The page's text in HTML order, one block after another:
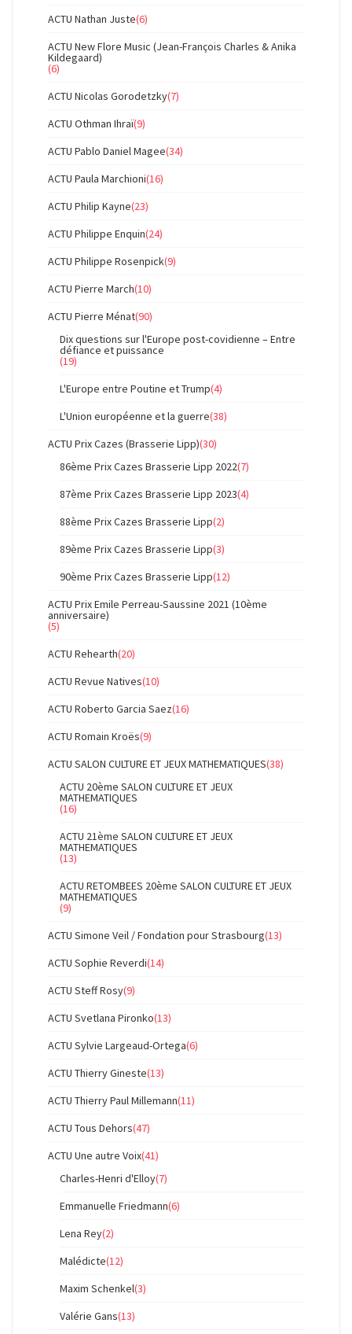
ACTU Nathan Juste(6)
ACTU New Flore Music (Jean-François Charles & Anika
Kildegaard)
(6)
ACTU Nicolas Gorodetzky(7)
ACTU Othman Ihraï(9)
ACTU Pablo Daniel Magee(34)
ACTU Paula Marchioni(16)
ACTU Philip Kayne(23)
ACTU Philippe Enquin(24)
ACTU Philippe Rosenpick(9)
ACTU Pierre March(10)
ACTU Pierre Ménat(90)
Dix questions sur l'Europe post-covidienne – Entre
défiance et puissance
(19)
L'Europe entre Poutine et Trump(4)
L'Union européenne et la guerre(38)
ACTU Prix Cazes (Brasserie Lipp)(30)
86ème Prix Cazes Brasserie Lipp 2022(7)
87ème Prix Cazes Brasserie Lipp 2023(4)
88ème Prix Cazes Brasserie Lipp(2)
89ème Prix Cazes Brasserie Lipp(3)
90ème Prix Cazes Brasserie Lipp(12)
ACTU Prix Emile Perreau-Saussine 2021 (10ème
anniversaire)
(5)
ACTU Rehearth(20)
ACTU Revue Natives(10)
ACTU Roberto Garcia Saez(16)
ACTU Romain Kroës(9)
ACTU SALON CULTURE ET JEUX MATHEMATIQUES(38)
ACTU 20ème SALON CULTURE ET JEUX
MATHEMATIQUES
(16)
ACTU 21ème SALON CULTURE ET JEUX
MATHEMATIQUES
(13)
ACTU RETOMBEES 20ème SALON CULTURE ET JEUX
MATHEMATIQUES
(9)
ACTU Simone Veil / Fondation pour Strasbourg(13)
ACTU Sophie Reverdi(14)
ACTU Steff Rosy(9)
ACTU Svetlana Pironko(13)
ACTU Sylvie Largeaud-Ortega(6)
ACTU Thierry Gineste(13)
ACTU Thierry Paul Millemann(11)
ACTU Tous Dehors(47)
ACTU Une autre Voix(41)
Charles-Henri d'Elloy(7)
Emmanuelle Friedmann(6)
Lena Rey(2)
Malédicte(12)
Maxim Schenkel(3)
Valérie Gans(13)